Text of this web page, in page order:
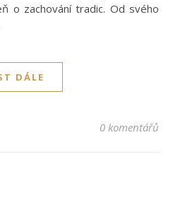
o zachování tradic. Od svého
DÁLE
0 komentářů